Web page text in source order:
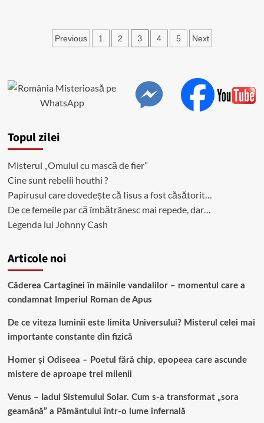
Rusia
Paginație
Previous 1 2 3 4 5 Next
Topul zilei
Misterul „Omului cu mască de fier”
Cine sunt rebelii houthi ?
Papirusul care dovedește că Iisus a fost căsătorit…
De ce femeile par că îmbătrânesc mai repede, dar…
Legenda lui Johnny Cash
Articole noi
Căderea Cartaginei în mâinile vandalilor – momentul care a
condamnat Imperiul Roman de Apus
De ce viteza luminii este limita Universului? Misterul celei mai
importante constante din fizică
Homer și Odiseea – Poetul fără chip, epopeea care ascunde
mistere de aproape trei milenii
Venus – Iadul Sistemului Solar. Cum s-a transformat „sora
geamănă” a Pământului într-o lume infernală